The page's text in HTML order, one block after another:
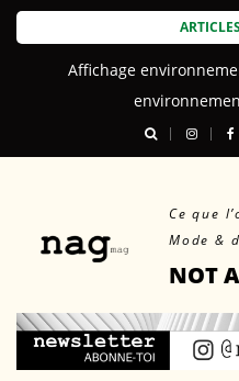
Skip
Affichage
Ce que
Mode &
NOT